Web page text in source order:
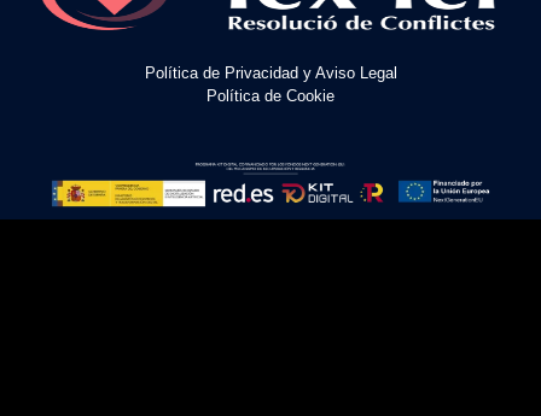
Política de Privacidad y Aviso Legal
Política de Cookie